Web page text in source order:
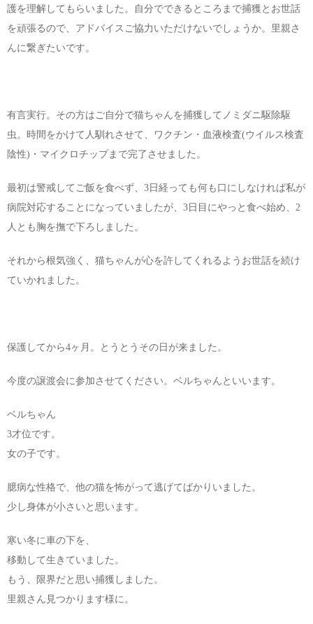
護を理解してもらいました。自分でできるところまで捕獲とお世話
を頑張るので、アドバイスご協力いただけないでしょうか。里親さ
んに繋ぎたいです。
有言実行。その方はご自分で猫ちゃんを捕獲してノミダニ駆除駆
虫。時間をかけて人馴れさせて、ワクチン・血液検査(ウイルス検査
陰性)・マイクロチップまで完了させました。
最初は警戒してご飯を食べず、3日経っても何も口にしなければ私が
病院対応することになっていましたが、3日目にやっと食べ始め、2
人とも胸を撫で下ろしました。
それから根気強く、猫ちゃんが心を許してくれるようお世話を続け
ていかれました。
保護してから4ヶ月。とうとうその日が来ました。
今度の譲渡会に参加させてください。ベルちゃんといいます。
ベルちゃん
3才位です。
女の子です。
臆病な性格で、他の猫を怖がって逃げてばかりいました。
少し身体が小さいと思います。
寒い冬に車の下を、
移動して生きていました。
もう、限界だと思い捕獲しました。
里親さん見つかります様に。